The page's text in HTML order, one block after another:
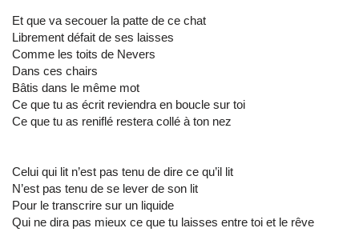
Et que va secouer la patte de ce chat
Librement défait de ses laisses
Comme les toits de Nevers
Dans ces chairs
Bâtis dans le même mot
Ce que tu as écrit reviendra en boucle sur toi
Ce que tu as reniflé restera collé à ton nez
Celui qui lit n’est pas tenu de dire ce qu’il lit
N’est pas tenu de se lever de son lit
Pour le transcrire sur un liquide
Qui ne dira pas mieux ce que tu laisses entre toi et le rêve